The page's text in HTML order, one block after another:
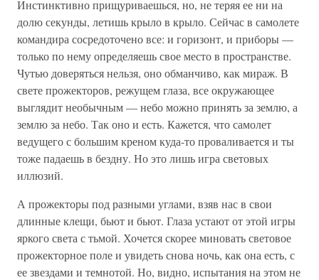
Инстинктивно прищуриваешься, но, не теряя ее ни на
долю секунды, летишь крыло в крыло. Сейчас в самолете
командира сосредоточено все: и горизонт, и приборы —
только по нему определяешь свое место в пространстве.
Чутью доверяться нельзя, оно обманчиво, как мираж. В
свете прожекторов, режущем глаза, все окружающее
выглядит необычным — небо можно принять за землю, а
землю за небо. Так оно и есть. Кажется, что самолет
ведущего с большим креном куда-то проваливается и ты
тоже падаешь в бездну. Но это лишь игра световых
иллюзий.
А прожекторы под разными углами, взяв нас в свои
длинные клещи, бьют и бьют. Глаза устают от этой игры
яркого света с тьмой. Хочется скорее миновать световое
прожекторное поле и увидеть снова ночь, как она есть, с
ее звездами и темнотой. Но, видно, испытания на этом не